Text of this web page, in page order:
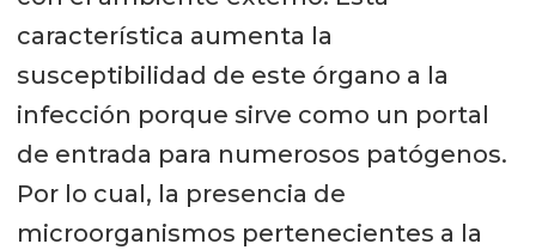
se encuentran géneros importantes
para la industria, medicina e
investigación biológica, como
Escherichia, Neisseria, Rhizobium,
Salmonella, Pseudomonas, entre
otros.
característica aumenta la
susceptibilidad de este órgano a la
infección porque sirve como un portal
de entrada para numerosos patógenos.
Por lo cual, la presencia de
microorganismos pertenecientes a la